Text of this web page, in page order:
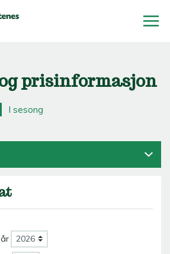
prisinformasjon
I sesong